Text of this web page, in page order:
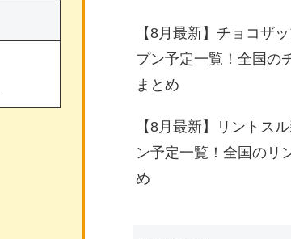
【8月最新】チョコザ
プン予定一覧！全国の
まとめ
【8月最新】リントス
ン予定一覧！全国のリ
め